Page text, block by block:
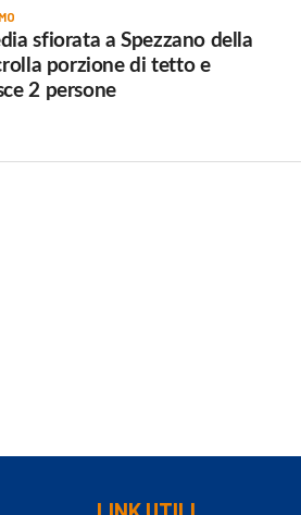
sfiorata a Spezzano della
porzione di tetto e
2 persone